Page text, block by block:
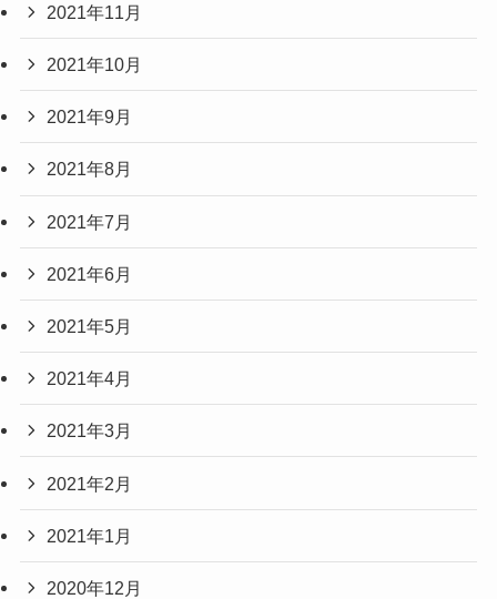
2021年11月
2021年10月
2021年9月
2021年8月
2021年7月
2021年6月
2021年5月
2021年4月
2021年3月
2021年2月
2021年1月
2020年12月